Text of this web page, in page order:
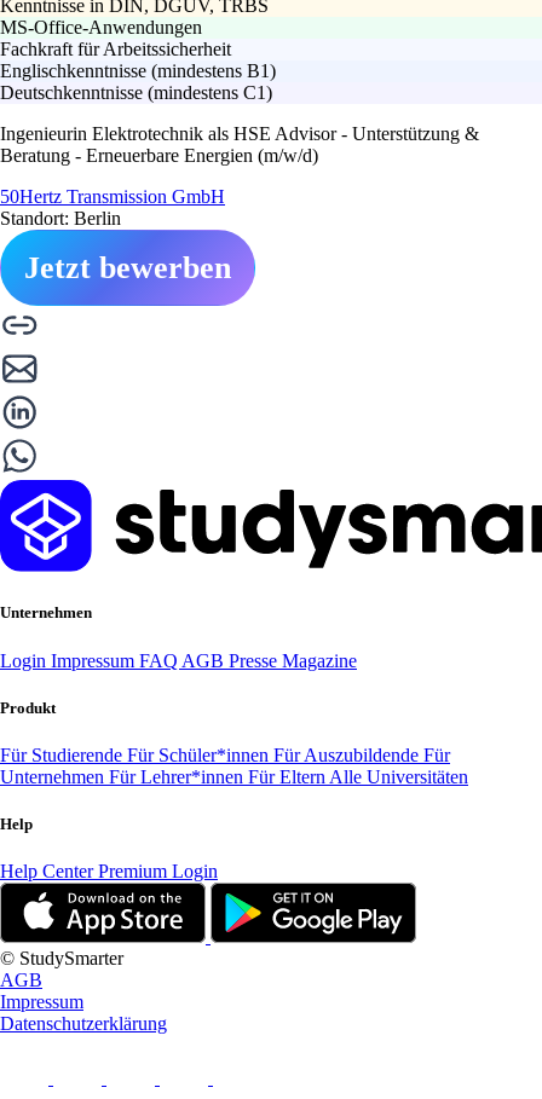
Kenntnisse in DIN, DGUV, TRBS
MS-Office-Anwendungen
Fachkraft für Arbeitssicherheit
Englischkenntnisse (mindestens B1)
Deutschkenntnisse (mindestens C1)
Ingenieurin Elektrotechnik als HSE Advisor - Unterstützung &
Beratung - Erneuerbare Energien (m/w/d)
50Hertz Transmission GmbH
Standort: Berlin
Jetzt bewerben
Unternehmen
Login Impressum FAQ AGB Presse Magazine
Produkt
Für Studierende Für Schüler*innen Für Auszubildende Für
Unternehmen Für Lehrer*innen Für Eltern Alle Universitäten
Help
Help CenterPremium Login
© StudySmarter
AGB
Impressum
Datenschutzerklärung